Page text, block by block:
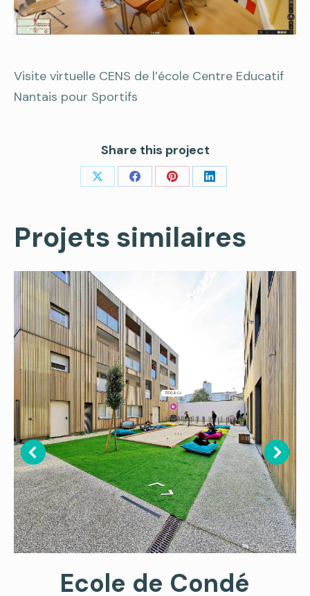
Visite virtuelle CENS de l’école Centre Educatif
Nantais pour Sportifs
Share this project
Share Share
Facebook
Share
Pinterest
Share
Projets similaires
Ecole de Condé